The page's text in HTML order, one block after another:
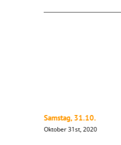
Samstag, 31.10.
Oktober 31st, 2020